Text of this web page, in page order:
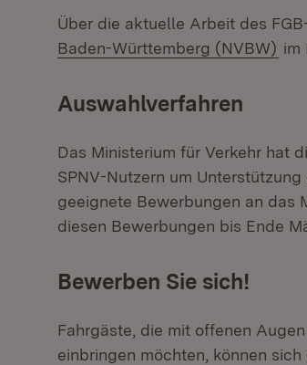
Über die aktuelle Arbeit des
Baden-Württemberg (NVBW) im
Auswahlverfahren
Das Ministerium für Verkehr hat
SPNV-Nutzern um
geeignete Bewerbungen an das
diesen Bewerbungen bis Ende
Bewerben Sie sich!
Fahrgäste, die mit offenen
einbringen möchten, können